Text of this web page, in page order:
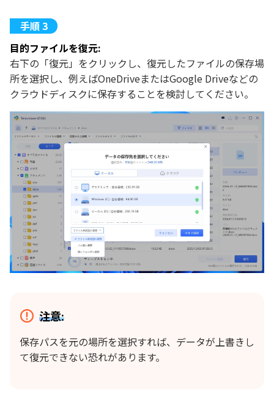
目的ファイルを復元:
右下の「復元」をクリックし、復元したファイルの保存場
所を選択し、例えばOneDriveまたはGoogle Driveなどの
クラウドディスクに保存することを検討してください。
注意:
保存パスを元の場所を選択すれば、データが上書きし
て復元できない恐れがあります。